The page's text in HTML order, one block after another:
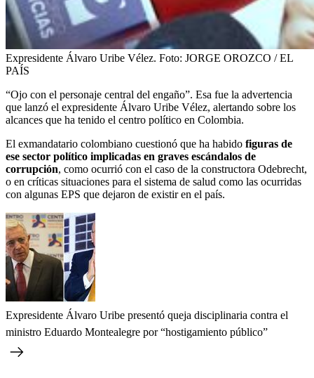
Expresidente Álvaro Uribe Vélez. Foto: JORGE OROZCO / EL
PAÍS
“Ojo con el personaje central del engaño”. Esa fue la advertencia
que lanzó el expresidente Álvaro Uribe Vélez, alertando sobre los
alcances que ha tenido el centro político en Colombia.
El exmandatario colombiano cuestionó que ha habido figuras de
ese sector político implicadas en graves escándalos de
corrupción, como ocurrió con el caso de la constructora Odebrecht,
o en críticas situaciones para el sistema de salud como las ocurridas
con algunas EPS que dejaron de existir en el país.
Expresidente Álvaro Uribe presentó queja disciplinaria contra el
ministro Eduardo Montealegre por “hostigamiento público”